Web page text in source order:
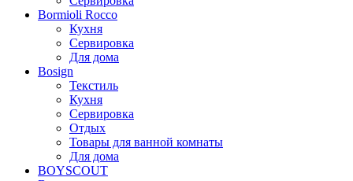
Bormioli Rocco
Кухня
Сервировка
Для дома
Bosign
Текстиль
Кухня
Сервировка
Отдых
Товары для ванной комнаты
Для дома
BOYSCOUT